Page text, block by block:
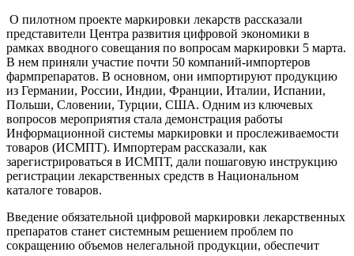
О пилотном проекте маркировки лекарств рассказали
представители Центра развития цифровой экономики в
рамках вводного совещания по вопросам маркировки 5 марта.
В нем приняли участие почти 50 компаний-импортеров
фармпрепаратов. В основном, они импортируют продукцию
из Германии, России, Индии, Франции, Италии, Испании,
Польши, Словении, Турции, США. Одним из ключевых
вопросов мероприятия стала демонстрация работы
Информационной системы маркировки и прослеживаемости
товаров (ИСМПТ). Импортерам рассказали, как
зарегистрироваться в ИСМПТ, дали пошаговую инструкцию
регистрации лекарственных средств в Национальном
каталоге товаров.
Введение обязательной цифровой маркировки лекарственных
препаратов станет системным решением проблем по
сокращению объемов нелегальной продукции, обеспечит